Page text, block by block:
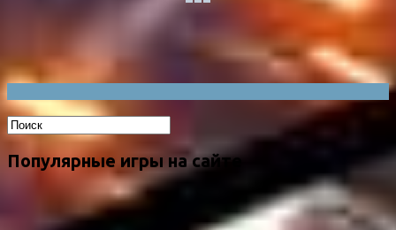
Популярные игры на сайте